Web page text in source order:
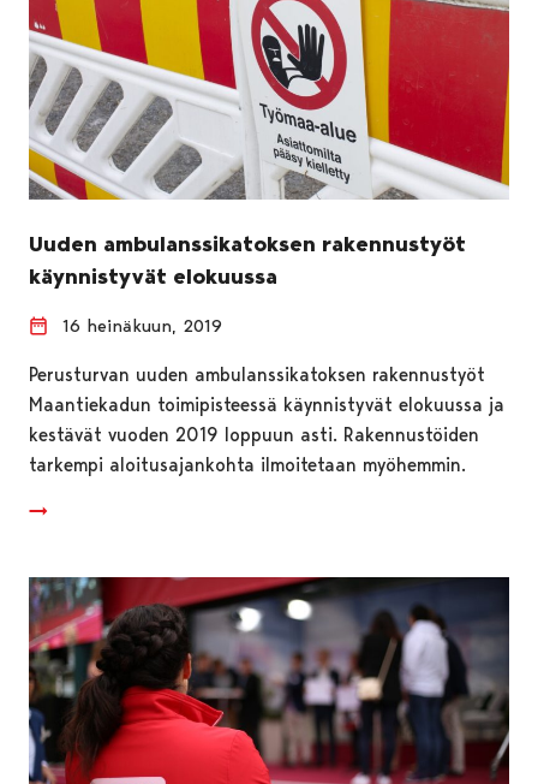
Uuden ambulanssikatoksen rakennustyöt
käynnistyvät elokuussa
16 heinäkuun, 2019
Perusturvan uuden ambulanssikatoksen rakennustyöt
Maantiekadun toimipisteessä käynnistyvät elokuussa ja
kestävät vuoden 2019 loppuun asti. Rakennustöiden
tarkempi aloitusajankohta ilmoitetaan myöhemmin.